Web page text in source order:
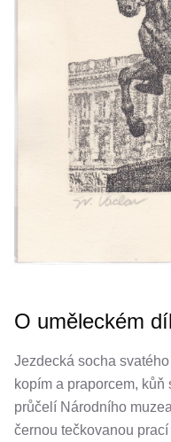
O uměleckém
Jezdecká socha
kopím a praporcem,
průčelí Národního
černou tečkovanou